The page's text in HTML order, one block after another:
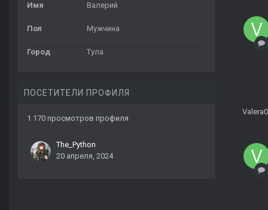
Имя Валерий
Пол Мужчина
Город Тула
ПОСЕТИТЕЛИ ПРОФИЛЯ
1 170 просмотров профиля
The_Python
20 апреля, 2024